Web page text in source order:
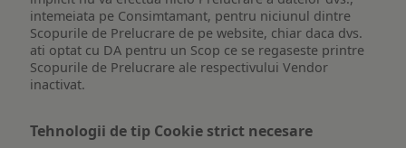
intemeiata pe Consimtamant, pentru niciunul dintre
Scopurile de Prelucrare de pe website, chiar daca dvs.
ati optat cu DA pentru un Scop ce se regaseste printre
Scopurile de Prelucrare ale respectivului Vendor
inactivat.
Tehnologii de tip Cookie strict necesare